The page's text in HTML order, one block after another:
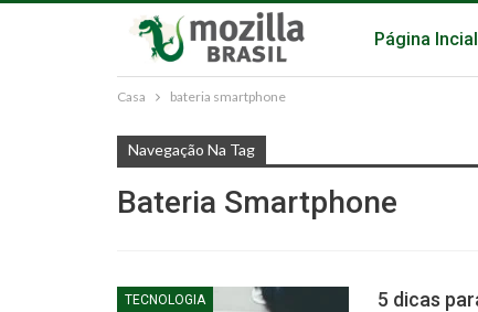
Página Incial
Casa bateria smartphone
Navegação Na Tag
Bateria Smartphone
TECNOLOGIA 5 dicas